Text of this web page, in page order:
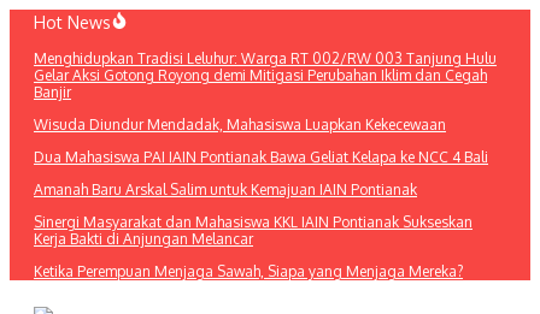
Lewati
konten
Hot News
Menghidupkan Tradisi Leluhur: Warga RT 002/RW 003 Tanjung Hulu
Gelar Aksi Gotong Royong demi Mitigasi Perubahan Iklim dan Cegah
Banjir
Wisuda Diundur Mendadak, Mahasiswa Luapkan Kekecewaan
Dua Mahasiswa PAI IAIN Pontianak Bawa Geliat Kelapa ke NCC 4 Bali
Amanah Baru Arskal Salim untuk Kemajuan IAIN Pontianak
Sinergi Masyarakat dan Mahasiswa KKL IAIN Pontianak Sukseskan
Kerja Bakti di Anjungan Melancar
Ketika Perempuan Menjaga Sawah, Siapa yang Menjaga Mereka?